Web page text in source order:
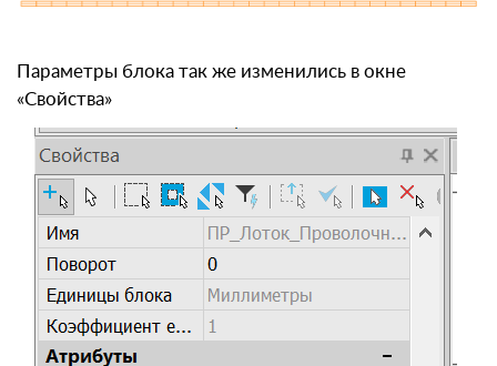
Параметры блока так же изменились в окне
«Свойства»